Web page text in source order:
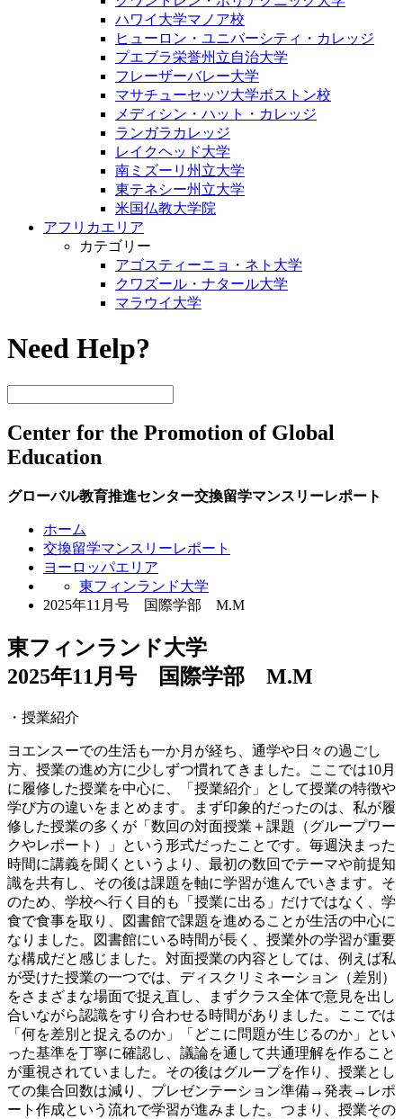
ハワイ大学マノア校
ヒューロン・ユニバーシティ・カレッジ
プエブラ栄誉州立自治大学
フレーザーバレー大学
マサチューセッツ大学ボストン校
メディシン・ハット・カレッジ
ランガラカレッジ
レイクヘッド大学
南ミズーリ州立大学
東テネシー州立大学
米国仏教大学院
アフリカエリア
カテゴリー
アゴスティーニョ・ネト大学
クワズール・ナタール大学
マラウイ大学
Need Help?
Center for the Promotion of Global
Education
グローバル教育推進センター交換留学マンスリーレポート
ホーム
交換留学マンスリーレポート
ヨーロッパエリア
東フィンランド大学
2025年11月号 国際学部 M.M
東フィンランド大学
2025年11月号 国際学部 M.M
・授業紹介
ヨエンスーでの生活も一か月が経ち、通学や日々の過ごし
方、授業の進め方に少しずつ慣れてきました。ここでは10月
に履修した授業を中心に、「授業紹介」として授業の特徴や
学び方の違いをまとめます。まず印象的だったのは、私が履
修した授業の多くが「数回の対面授業＋課題（グループワー
クやレポート）」という形式だったことです。毎週決まった
時間に講義を聞くというより、最初の数回でテーマや前提知
識を共有し、その後は課題を軸に学習が進んでいきます。そ
のため、学校へ行く目的も「授業に出る」だけではなく、学
食で食事を取り、図書館で課題を進めることが生活の中心に
なりました。図書館にいる時間が長く、授業外の学習が重要
な構成だと感じました。対面授業の内容としては、例えば私
が受けた授業の一つでは、ディスクリミネーション（差別）
をさまざまな場面で捉え直し、まずクラス全体で意見を出し
合いながら認識をすり合わせる時間がありました。ここでは
「何を差別と捉えるのか」「どこに問題が生じるのか」とい
った基準を丁寧に確認し、議論を通して共通理解を作ること
が重視されていました。その後はグループを作り、授業とし
ての集合回数は減り、プレゼンテーション準備→発表→レポ
ート作成という流れで学習が進みました。つまり、授業その